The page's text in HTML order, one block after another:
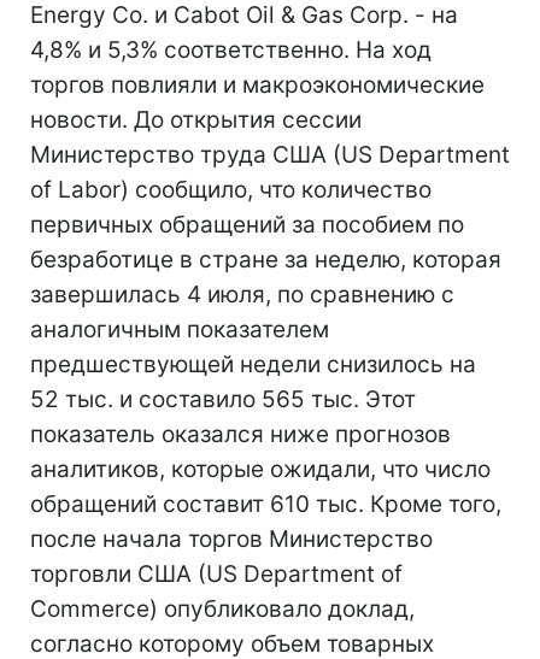
Energy Co. и Cabot Oil & Gas Corp. - на
4,8% и 5,3% соответственно. На ход
торгов повлияли и макроэкономические
новости. До открытия сессии
Министерство труда США (US Department
of Labor) сообщило, что количество
первичных обращений за пособием по
безработице в стране за неделю, которая
завершилась 4 июля, по сравнению с
аналогичным показателем
предшествующей недели снизилось на
52 тыс. и составило 565 тыс. Этот
показатель оказался ниже прогнозов
аналитиков, которые ожидали, что число
обращений составит 610 тыс. Кроме того,
после начала торгов Министерство
торговли США (US Department of
Commerce) опубликовало доклад,
согласно которому объем товарных